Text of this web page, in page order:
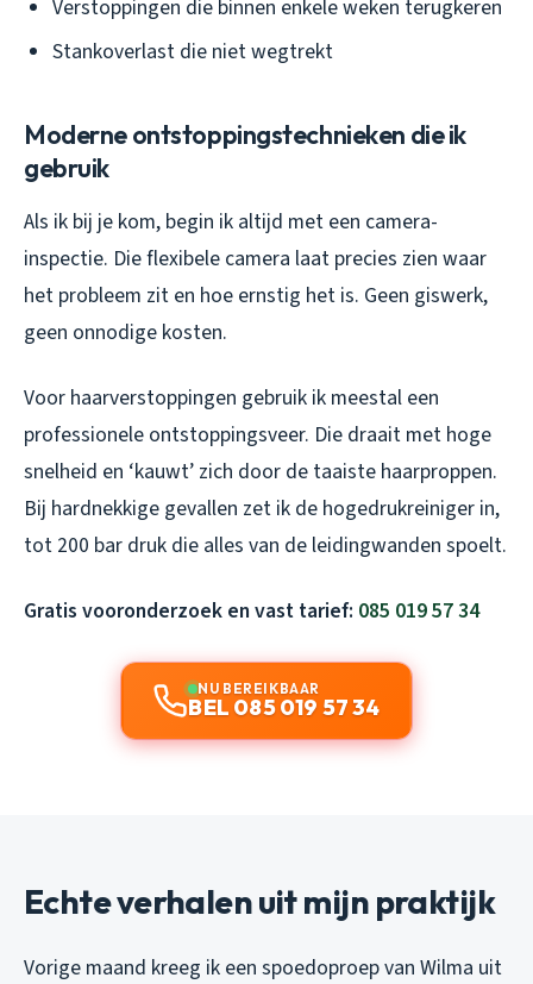
Verstoppingen die binnen enkele weken terugkeren
Stankoverlast die niet wegtrekt
Moderne ontstoppingstechnieken die ik
gebruik
Als ik bij je kom, begin ik altijd met een camera-
inspectie. Die flexibele camera laat precies zien waar
het probleem zit en hoe ernstig het is. Geen giswerk,
geen onnodige kosten.
Voor haarverstoppingen gebruik ik meestal een
professionele ontstoppingsveer. Die draait met hoge
snelheid en ‘kauwt’ zich door de taaiste haarproppen.
Bij hardnekkige gevallen zet ik de hogedrukreiniger in,
tot 200 bar druk die alles van de leidingwanden spoelt.
Gratis vooronderzoek en vast tarief: 085 019 57 34
NU BEREIKBAAR
BEL 085 019 57 34
Echte verhalen uit mijn praktijk
Vorige maand kreeg ik een spoedoproep van Wilma uit